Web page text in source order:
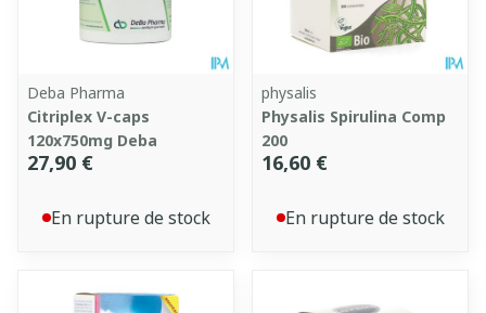
Deba Pharma
Citriplex V-caps
120x750mg Deba
27,90 €
En rupture de stock
physalis
Physalis Spirulina Comp
200
16,60 €
En rupture de stock